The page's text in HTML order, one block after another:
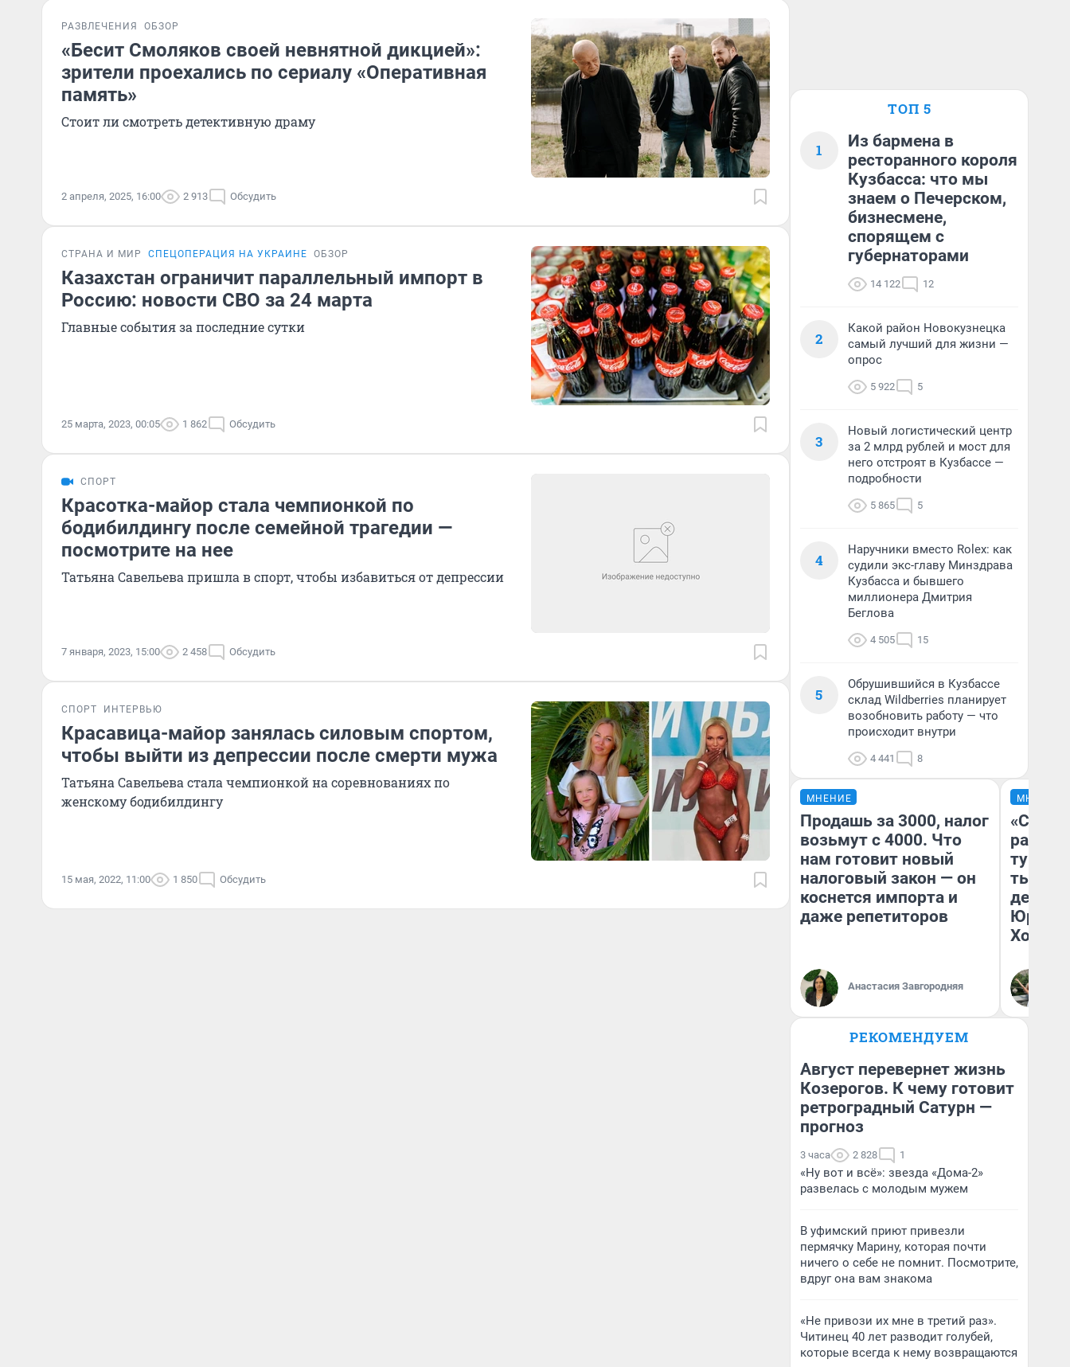
РАЗВЛЕЧЕНИЯ ОБЗОР
«Бесит Смоляков своей невнятной дикцией»:
зрители проехались по сериалу «Оперативная
память»
Стоит ли смотреть детективную драму
2 апреля, 2025, 16:00 2 913 Обсудить
СТРАНА И МИР СПЕЦОПЕРАЦИЯ НА УКРАИНЕ ОБЗОР
Казахстан ограничит параллельный импорт в
Россию: новости СВО за 24 марта
Главные события за последние сутки
25 марта, 2023, 00:05 1 862 Обсудить
СПОРТ
Красотка-майор стала чемпионкой по
бодибилдингу после семейной трагедии —
посмотрите на нее
Татьяна Савельева пришла в спорт, чтобы избавиться от депрессии
7 января, 2023, 15:00 2 458 Обсудить
СПОРТ ИНТЕРВЬЮ
Красавица-майор занялась силовым спортом,
чтобы выйти из депрессии после смерти мужа
Татьяна Савельева стала чемпионкой на соревнованиях по
женскому бодибилдингу
15 мая, 2022, 11:00 1 850 Обсудить
ТОП 5
1
Из бармена в
ресторанного короля
Кузбасса: что мы
знаем о Печерском,
бизнесмене,
спорящем с
губернаторами
14 122 12
2
Какой район Новокузнецка
самый лучший для жизни —
опрос
5 922 5
3
Новый логистический центр
за 2 млрд рублей и мост для
него отстроят в Кузбассе —
подробности
5 865 5
4
Наручники вместо Rolex: как
судили экс-главу Минздрава
Кузбасса и бывшего
миллионера Дмитрия
Беглова
4 505 15
5
Обрушившийся в Кузбассе
склад Wildberries планирует
возобновить работу — что
происходит внутри
4 441 8
МНЕНИЕ
Продашь за 3000, налог
возьмут с 4000. Что
нам готовит новый
налоговый закон — он
коснется импорта и
даже репетиторов
Анастасия Завгородняя
МНЕНИЕ
тысяч,
день
РЕКОМЕНДУЕМ
Август перевернет жизнь
Козерогов. К чему готовит
ретроградный Сатурн —
прогноз
3 часа 2 828 1
«Ну вот и всё»: звезда «Дома-2»
развелась с молодым мужем
В уфимский приют привезли
пермячку Марину, которая почти
ничего о себе не помнит. Посмотрите,
вдруг она вам знакома
«Не привози их мне в третий раз».
Читинец 40 лет разводит голубей,
которые всегда к нему возвращаются